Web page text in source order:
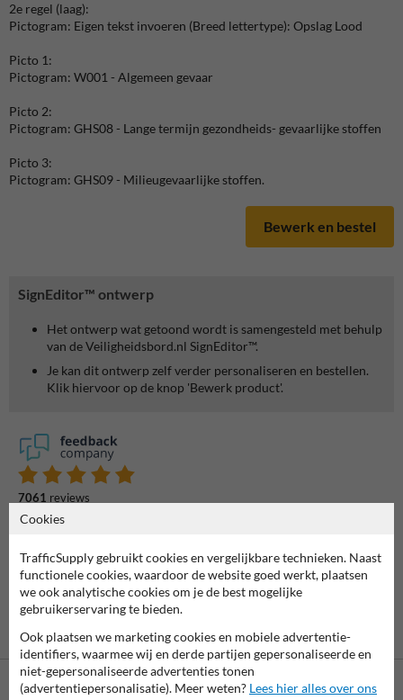
SignEditor™ ontwerp
Het ontwerp wat getoond wordt is samengesteld met behulp
van de Veiligheidsbord.nl SignEditor™.
Je kan dit ontwerp zelf verder personaliseren en bestellen.
Klik hiervoor op de knop 'Bewerk product'.
7061 reviews
2e regel (laag):
Pictogram: Eigen tekst invoeren (Breed lettertype): Opslag Lood
Picto 1:
Pictogram: W001 - Algemeen gevaar
Picto 2:
Pictogram: GHS08 - Lange termijn gezondheids- gevaarlijke stoffen
Picto 3:
Pictogram: GHS09 - Milieugevaarlijke stoffen.
Bewerk en bestel
Cookies
TrafficSupply gebruikt cookies en vergelijkbare technieken. Naast
functionele cookies, waardoor de website goed werkt, plaatsen
we ook analytische cookies om je de best mogelijke
gebruikerservaring te bieden.
Ook plaatsen we marketing cookies en mobiele advertentie-
identifiers, waarmee wij en derde partijen gepersonaliseerde en
niet-gepersonaliseerde advertenties tonen
(advertentiepersonalisatie). Meer weten? Lees hier alles over ons